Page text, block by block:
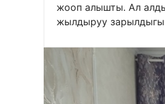
жооп алышты. Ал
жылдыруу